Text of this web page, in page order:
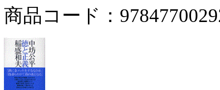
商品コード：